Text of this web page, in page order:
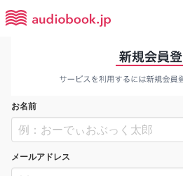
お名前
メールアドレス